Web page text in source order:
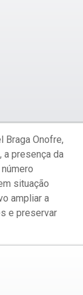
Braga Onofre,
a presença da
situação
ampliar a
e preservar